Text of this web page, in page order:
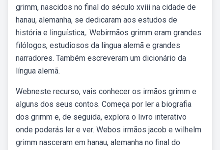
grimm, nascidos no final do século xviii na cidade de
hanau, alemanha, se dedicaram aos estudos de
história e linguística,. Webirmãos grimm eram grandes
filólogos, estudiosos da língua alemã e grandes
narradores. Também escreveram um dicionário da
língua alemã.
Webneste recurso, vais conhecer os irmãos grimm e
alguns dos seus contos. Começa por ler a biografia
dos grimm e, de seguida, explora o livro interativo
onde poderás ler e ver. Webos irmãos jacob e wilhelm
grimm nasceram em hanau, alemanha no final do